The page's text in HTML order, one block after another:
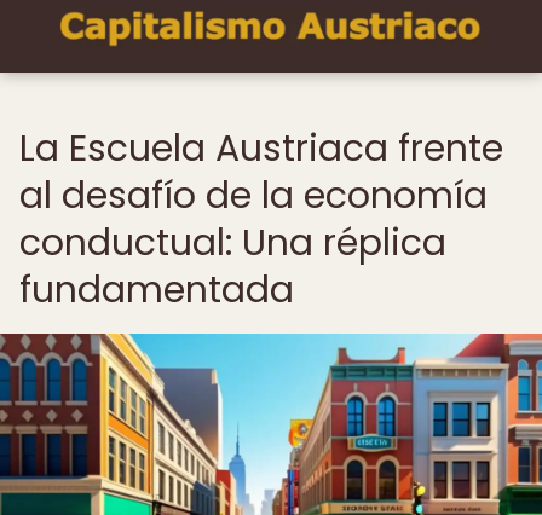
La Escuela Austriaca frente
al desafío de la economía
conductual: Una réplica
fundamentada